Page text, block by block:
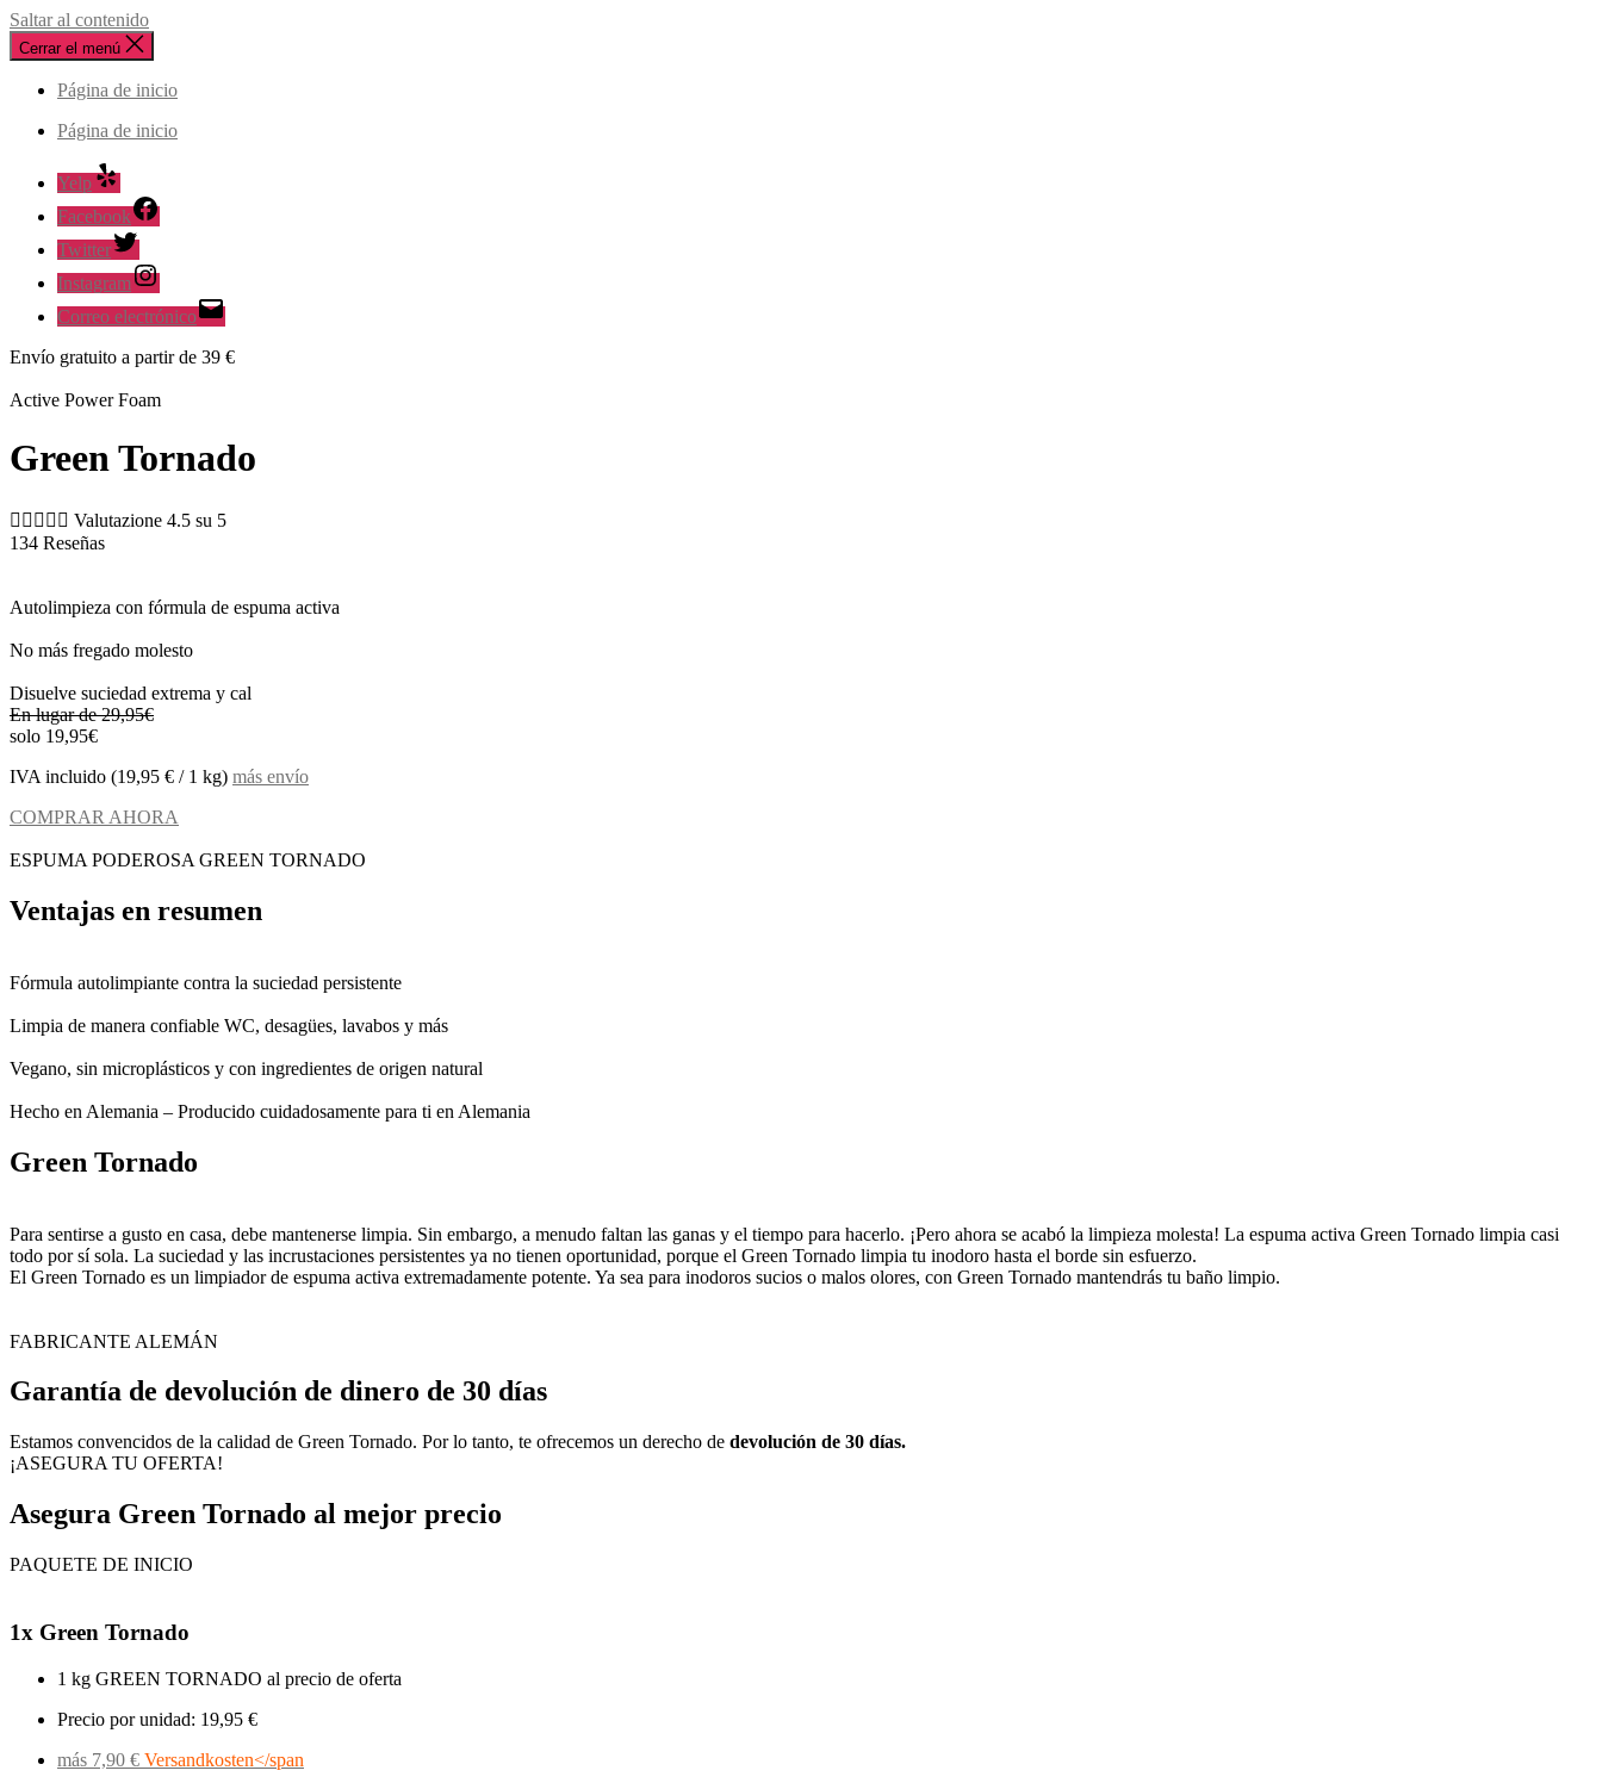
Saltar al contenido
Cerrar el menú
Página de inicio
Página de inicio
Yelp
Facebook
Twitter
Instagram
Correo electrónico
Envío gratuito a partir de 39 €
Active Power Foam
Green Tornado
     Valutazione 4.5 su 5
134 Reseñas
Autolimpieza con fórmula de espuma activa
No más fregado molesto
Disuelve suciedad extrema y cal
En lugar de 29,95€
solo 19,95€
IVA incluido (19,95 € / 1 kg) más envío
COMPRAR AHORA
ESPUMA PODEROSA GREEN TORNADO
Ventajas en resumen
Fórmula autolimpiante contra la suciedad persistente
Limpia de manera confiable WC, desagües, lavabos y más
Vegano, sin microplásticos y con ingredientes de origen natural
Hecho en Alemania – Producido cuidadosamente para ti en Alemania
Green Tornado
Para sentirse a gusto en casa, debe mantenerse limpia. Sin embargo, a menudo faltan las ganas y el tiempo para hacerlo. ¡Pero ahora se acabó la limpieza molesta! La espuma activa Green Tornado limpia casi
todo por sí sola. La suciedad y las incrustaciones persistentes ya no tienen oportunidad, porque el Green Tornado limpia tu inodoro hasta el borde sin esfuerzo.
El Green Tornado es un limpiador de espuma activa extremadamente potente. Ya sea para inodoros sucios o malos olores, con Green Tornado mantendrás tu baño limpio.
FABRICANTE ALEMÁN
Garantía de devolución de dinero de 30 días
Estamos convencidos de la calidad de Green Tornado. Por lo tanto, te ofrecemos un derecho de devolución de 30 días.
¡ASEGURA TU OFERTA!
Asegura Green Tornado al mejor precio
PAQUETE DE INICIO
1x Green Tornado
1 kg GREEN TORNADO al precio de oferta
Precio por unidad: 19,95 €
más 7,90 € Versandkosten</span